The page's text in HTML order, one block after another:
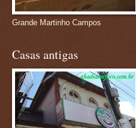
Grande Martinho Campos
Casas antigas